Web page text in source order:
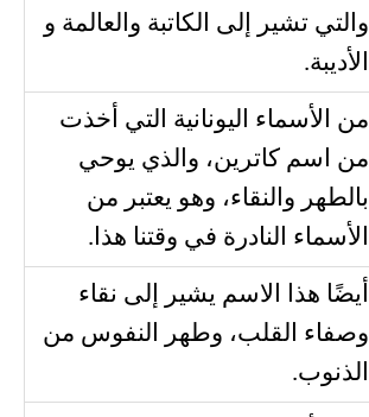
والتي تشير إلى الكاتبة والعالمة و
الأديبة.
من الأسماء اليونانية التي أخذت
من اسم كاترين، والذي يوحي
بالطهر والنقاء، وهو يعتبر من
الأسماء النادرة في وقتنا هذا.
أيضًا هذا الاسم يشير إلى نقاء
وصفاء القلب، وطهر النفوس من
الذنوب.